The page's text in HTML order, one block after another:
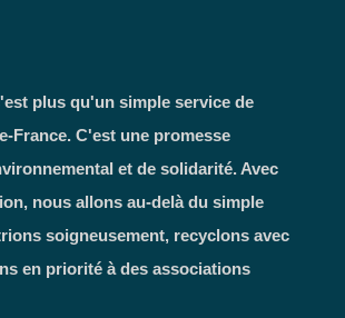
plus qu'un simple service de
France. C'est une promesse
et de solidarité. Avec
nous allons au-delà du simple
soigneusement, recyclons avec
en priorité à des associations